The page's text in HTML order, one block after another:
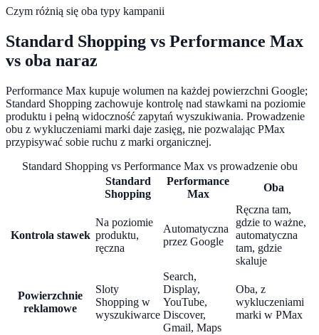
Czym różnią się oba typy kampanii
Standard Shopping vs Performance Max
vs oba naraz
Performance Max kupuje wolumen na każdej powierzchni Google;
Standard Shopping zachowuje kontrolę nad stawkami na poziomie
produktu i pełną widoczność zapytań wyszukiwania. Prowadzenie
obu z wykluczeniami marki daje zasięg, nie pozwalając PMax
przypisywać sobie ruchu z marki organicznej.
Standard Shopping vs Performance Max vs prowadzenie obu
Standard
Shopping
Performance
Max
Oba
Kontrola stawek
Na poziomie
produktu,
ręczna
Automatyczna
przez Google
Ręczna tam,
gdzie to ważne,
automatyczna
tam, gdzie
skaluje
Powierzchnie
reklamowe
Sloty
Shopping w
wyszukiwarce
Search,
Display,
YouTube,
Discover,
Gmail, Maps
Oba, z
wykluczeniami
marki w PMax